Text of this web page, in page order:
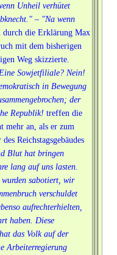
Unheil verhütet
– "Na wenn
durch die Erklärung Max
mit dem bisherigen
Weg skizzierte.
Sowjetfiliale? Nein!
in Bewegung
der
Republik! treffen die
mehr an, als er zum
Reichstagsgebäudes
Blut hat bringen
lang auf uns lasten.
sabotiert, wir
verschuldet
aufrechterhielten,
haben. Diese
das Volk auf der
Arbeiterregierung